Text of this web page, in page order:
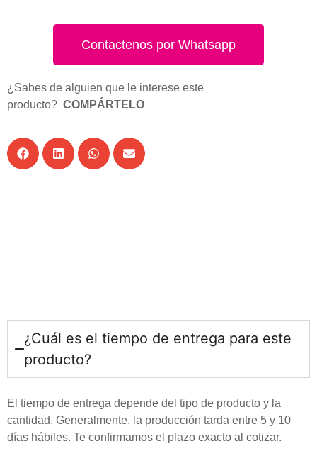
Contactenos por Whatsapp
¿Sabes de alguien que le interese este
producto? COMPÁRTELO
¿Cuál es el tiempo de entrega para este
producto?
El tiempo de entrega depende del tipo de producto y la
cantidad. Generalmente, la producción tarda entre 5 y 10
días hábiles. Te confirmamos el plazo exacto al cotizar.